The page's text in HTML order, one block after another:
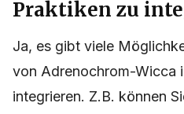
Praktiken zu
Ja, es gibt viele
von Adrenochrom-Wicca
integrieren. Z.B. können